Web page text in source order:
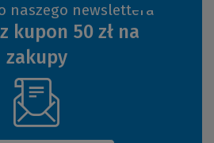
naszego newslettera
kupon 50 zł na
zakupy
(Nowe
okno)